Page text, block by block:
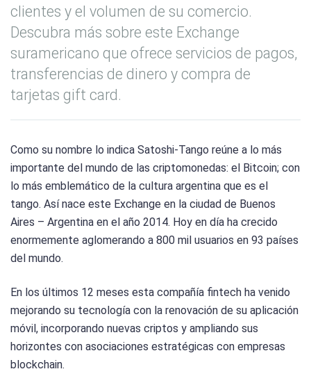
clientes y el volumen de su comercio.
Descubra más sobre este Exchange
suramericano que ofrece servicios de pagos,
transferencias de dinero y compra de
tarjetas gift card.
Como su nombre lo indica Satoshi-Tango reúne a lo más
importante del mundo de las criptomonedas: el Bitcoin; con
lo más emblemático de la cultura argentina que es el
tango. Así nace este Exchange en la ciudad de Buenos
Aires – Argentina en el año 2014. Hoy en día ha crecido
enormemente aglomerando a 800 mil usuarios en 93 países
del mundo.
En los últimos 12 meses esta compañía fintech ha venido
mejorando su tecnología con la renovación de su aplicación
móvil, incorporando nuevas criptos y ampliando sus
horizontes con asociaciones estratégicas con empresas
blockchain.